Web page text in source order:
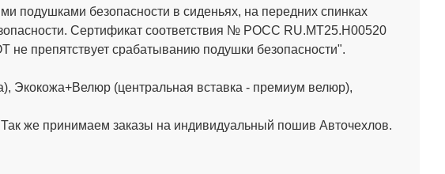
подушками безопасности в сиденьях, на передних спинках
Сертификат соответствия № РОСС RU.МТ25.Н00520
препятствует срабатыванию подушки безопасности".
Экокожа+Велюр (центральная вставка - премиум велюр),
же принимаем заказы на индивидуальный пошив Авточехлов.